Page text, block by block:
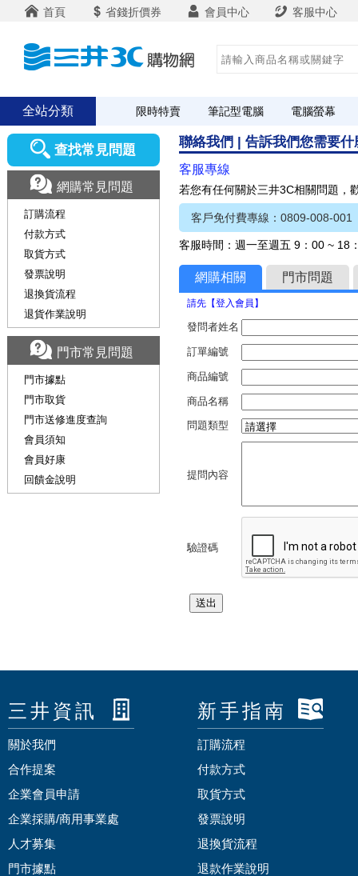
首頁 省錢折價券 會員中心 客服中心
全站分類 限時特賣 筆記型電腦 電腦螢幕
聯絡我們 | 告訴我們您需要什
客服專線
若您有任何關於三井3C相關問題，
客戶免付費專線：0809-008-001
客服時間：週一至週五 9：00 ~ 18
網購相關 門市問題
請先【登入會員】
發問者姓名
訂單編號
商品編號
商品名稱
問題類型
提問內容
驗證碼
查找常見問題
網購常見問題
訂購流程
付款方式
取貨方式
發票說明
退換貨流程
退貨作業說明
門市常見問題
門市據點
門市取貨
門市送修進度查詢
會員須知
會員好康
回饋金說明
三井資訊
關於我們
合作提案
企業會員申請
企業採購/商用事業處
人才募集
門市據點
新手指南
訂購流程
付款方式
取貨方式
發票說明
退換貨流程
退款作業說明